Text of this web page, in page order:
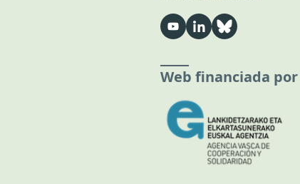
Web financiada por